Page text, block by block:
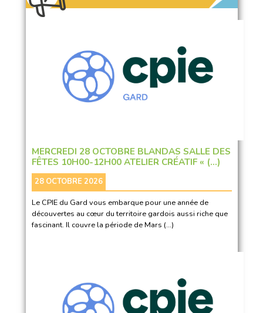
MERCREDI 28 OCTOBRE BLANDAS SALLE DES
FÊTES 10H00-12H00 ATELIER CRÉATIF « (…)
28 OCTOBRE 2026
Le CPIE du Gard vous embarque pour une année de
découvertes au cœur du territoire gardois aussi riche que
fascinant. Il couvre la période de Mars (…)